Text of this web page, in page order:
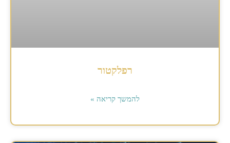
רפלקטור
להמשך קריאה »